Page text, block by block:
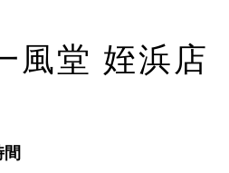
風堂 姪浜店
間